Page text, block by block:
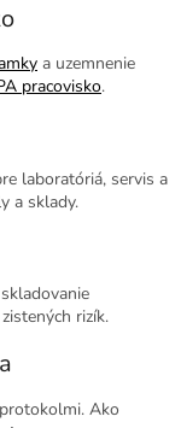
a uzemnenie
pracovisko.
laboratóriá, servis a
a sklady.
rizík.
Ako